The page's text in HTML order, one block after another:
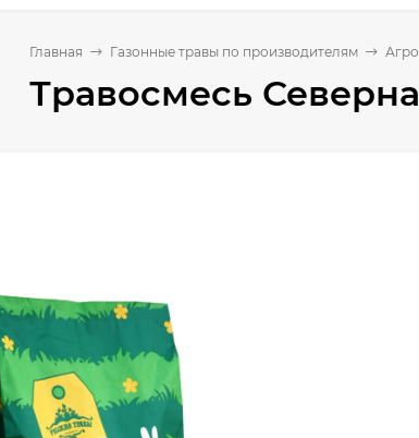
Главная Газонные травы по производителям
Травосмесь